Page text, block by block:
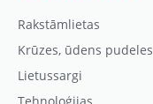
Rakstāmlietas
Krūzes, ūdens pudeles
Lietussargi